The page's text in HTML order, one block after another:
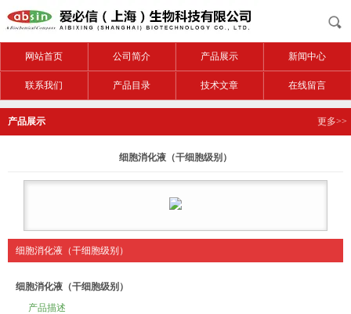
网站首页 公司简介 产品展示 新闻中心
联系我们 产品目录 技术文章 在线留言
产品展示 更多>>
细胞消化液（干细胞级别）
细胞消化液（干细胞级别）
细胞消化液（干细胞级别）
产品描述